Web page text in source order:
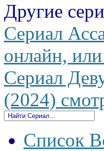
Другие
Сериал
онлайн, или
Сериал
(2024)
Список